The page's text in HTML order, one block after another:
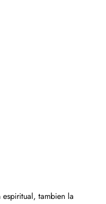
tambien la